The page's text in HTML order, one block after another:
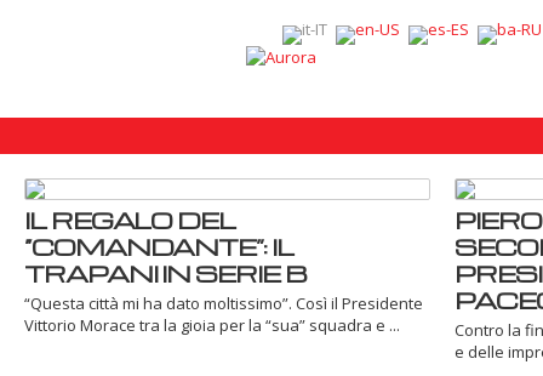
IL REGALO DEL
“COMANDANTE”: IL
TRAPANI IN SERIE B
“Questa città mi ha dato moltissimo”. Così il Presidente
Vittorio Morace tra la gioia per la “sua” squadra e ...
Contro la
e delle